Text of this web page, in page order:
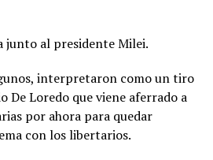
junto al presidente Milei.
interpretaron como un tiro
De Loredo que viene aferrado a
por ahora para quedar
con los libertarios.